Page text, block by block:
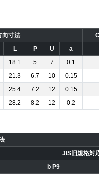
向寸法
L P U
a
18.1 5 7
0.1
21.3 6.7 10
0.15
25.4 7.2 12
0.15
28.2 8.2 12 0.2
JIS旧規格対
b P9